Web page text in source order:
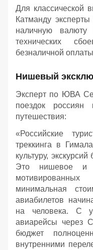
Для классической
Катманду
наличную
технических
безналичной
Нишевый
Эксперт по ЮВА
поездок
путешествия:
«Российские
треккинга в
культуру,
Это нишевое и
минимальная
авиабилетов
на человека. С
авиарейсы через
бюджет
внутренними